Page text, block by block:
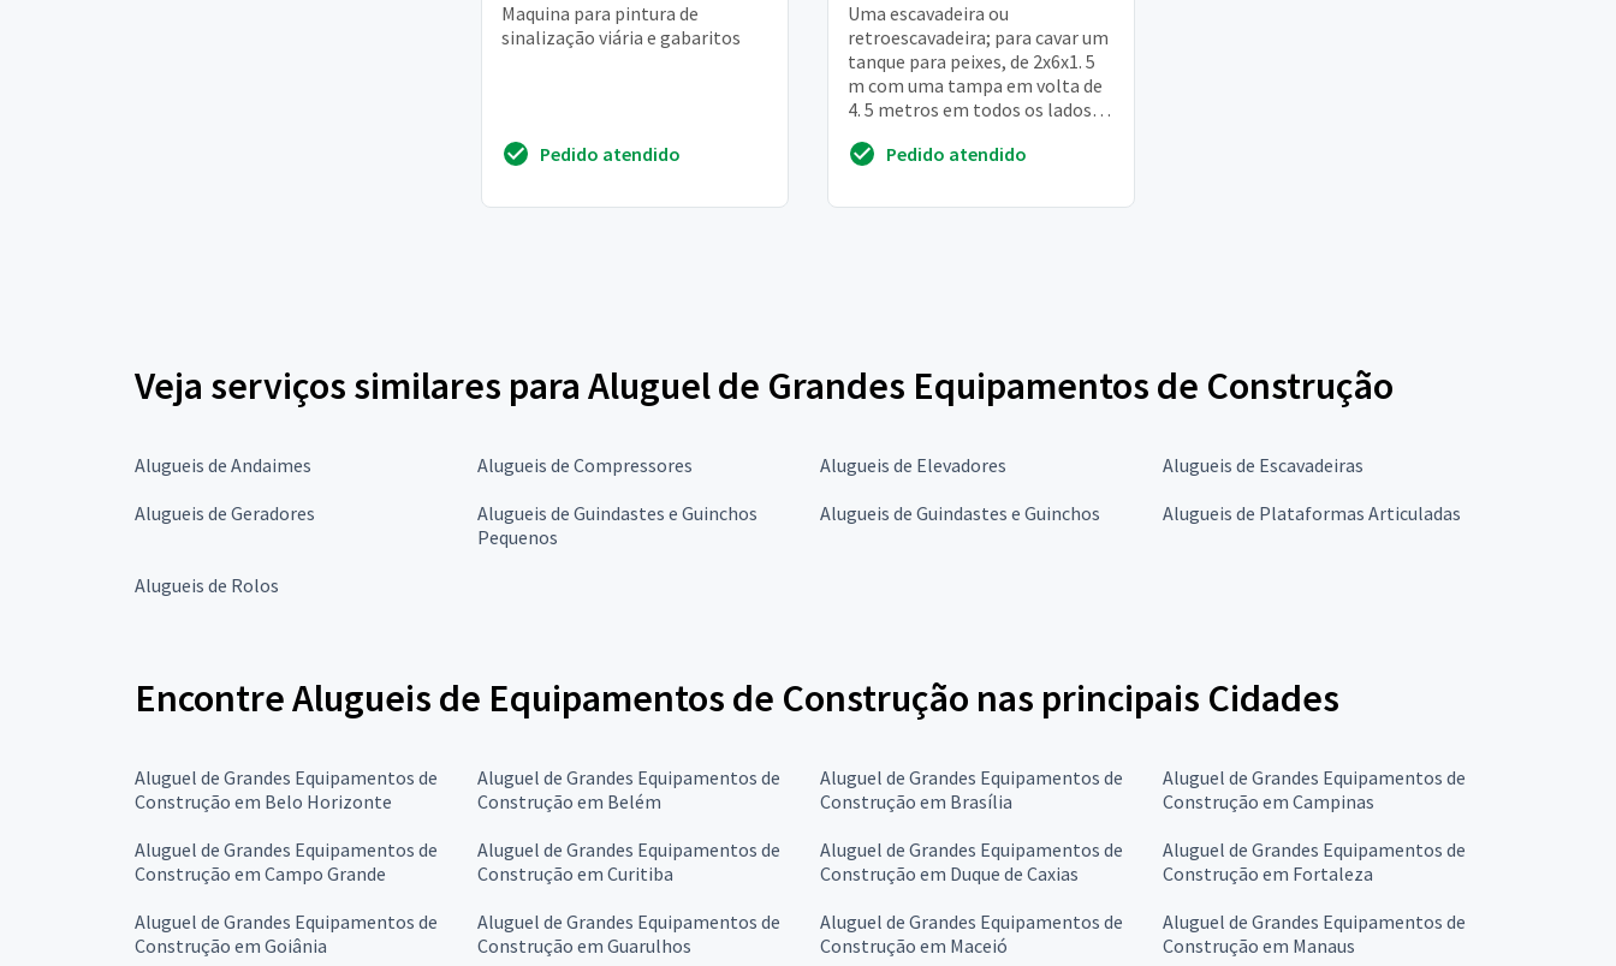
Maquina para pintura de
sinalização viária e gabaritos
Pedido atendido
Uma escavadeira ou
retroescavadeira; para cavar um
tanque para peixes, de 2x6x1. 5
m com uma tampa em volta de
4. 5 metros em todos os lados,
vou poder faze...
Pedido atendido
Veja serviços similares para Aluguel de Grandes Equipamentos de Construção
Alugueis de Andaimes Alugueis de Compressores Alugueis de Elevadores
Alugueis de Escavadeiras
Alugueis de Geradores
Alugueis de Guindastes e Guinchos
Pequenos
Alugueis de Guindastes e Guinchos Alugueis de Plataformas Articuladas
Alugueis de Rolos
Encontre Alugueis de Equipamentos de Construção nas principais Cidades
Aluguel de Grandes Equipamentos de
Construção em Belo Horizonte
Aluguel de Grandes Equipamentos de
Construção em Belém
Aluguel de Grandes Equipamentos de
Construção em Brasília
Aluguel de Grandes Equipamentos de
Construção em Campinas
Aluguel de Grandes Equipamentos de
Construção em Campo Grande
Aluguel de Grandes Equipamentos de
Construção em Curitiba
Aluguel de Grandes Equipamentos de
Construção em Duque de Caxias
Aluguel de Grandes Equipamentos de
Construção em Fortaleza
Aluguel de Grandes Equipamentos de
Construção em Goiânia
Aluguel de Grandes Equipamentos de
Construção em Guarulhos
Aluguel de Grandes Equipamentos de
Construção em Maceió
Aluguel de Grandes Equipamentos de
Construção em Manaus